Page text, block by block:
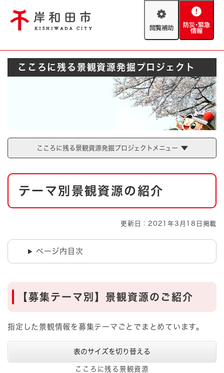
閲
助
防
緊
急
情
報
Foreign language
背景色変更 白 黒 青
防災・緊急情報 救急・消防
AED設置箇所
こころに残る景観資源発掘プロジェクト
こころに残る景観資源発掘プロジェクトメニュー
本
テーマ別景観資源の紹介
更新日：2021年3月18日掲載
ページ内目次
【募集テーマ別】景観資源のご紹介
指定した景観情報を募集テーマごとでまとめています。
表のサイズを切り替える
こころに残る景観資源